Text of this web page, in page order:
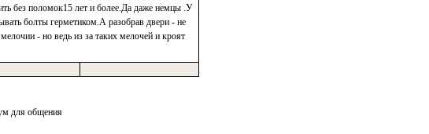
без поломок15 лет и более.Да даже немцы .У
болты герметиком.А разобрав двери - не
- но ведь из за таких мелочей и кроят
для общения